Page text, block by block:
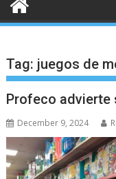
Tag: juegos de
Profeco advierte
December 9, 2024